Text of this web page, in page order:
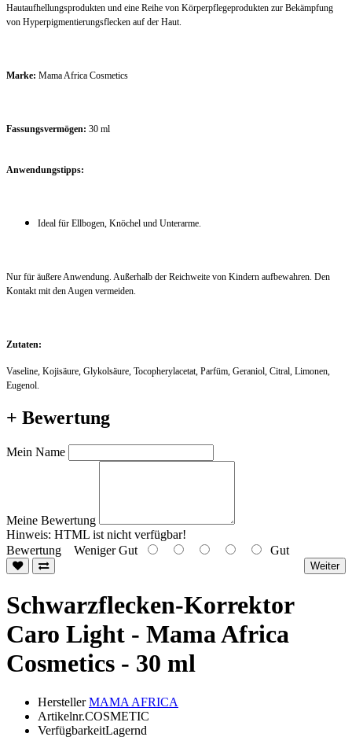
Hautaufhellungsprodukten und eine Reihe von Körperpflegeprodukten zur Bekämpfung
von Hyperpigmentierungsflecken auf der Haut.
Marke: Mama Africa Cosmetics
Fassungsvermögen: 30 ml
Anwendungstipps:
Ideal für Ellbogen, Knöchel und Unterarme.
Nur für äußere Anwendung. Außerhalb der Reichweite von Kindern aufbewahren. Den
Kontakt mit den Augen vermeiden.
Zutaten:
Vaseline, Kojisäure, Glykolsäure, Tocopherylacetat, Parfüm, Geraniol, Citral, Limonen,
Eugenol.
+ Bewertung
Mein Name
Meine Bewertung
Hinweis: HTML ist nicht verfügbar!
Bewertung Weniger Gut Gut
Weiter
Schwarzflecken-Korrektor
Caro Light - Mama Africa
Cosmetics - 30 ml
HerstellerMAMA AFRICA
Artikelnr.COSMETIC
VerfügbarkeitLagernd